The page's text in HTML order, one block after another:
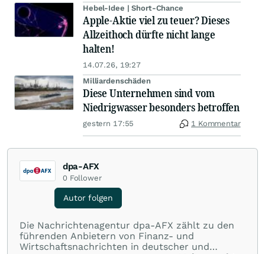
Hebel-Idee | Short-Chance
Apple-Aktie viel zu teuer? Dieses
Allzeithoch dürfte nicht lange
halten!
14.07.26, 19:27
Milliardenschäden
Diese Unternehmen sind vom
Niedrigwasser besonders betroffen
gestern 17:55 1 Kommentar
dpa-AFX
0 Follower
Autor folgen
Die Nachrichtenagentur dpa-AFX zählt zu den
führenden Anbietern von Finanz- und
Wirtschaftsnachrichten in deutscher und